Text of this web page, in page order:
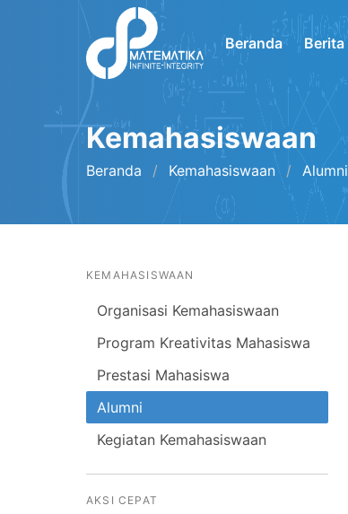
Beranda Berita
Kemahasiswaan
Beranda Kemahasiswaan Alumni
KEMAHASISWAAN
Organisasi Kemahasiswaan
Program Kreativitas Mahasiswa
Prestasi Mahasiswa
Alumni
Kegiatan Kemahasiswaan
AKSI CEPAT